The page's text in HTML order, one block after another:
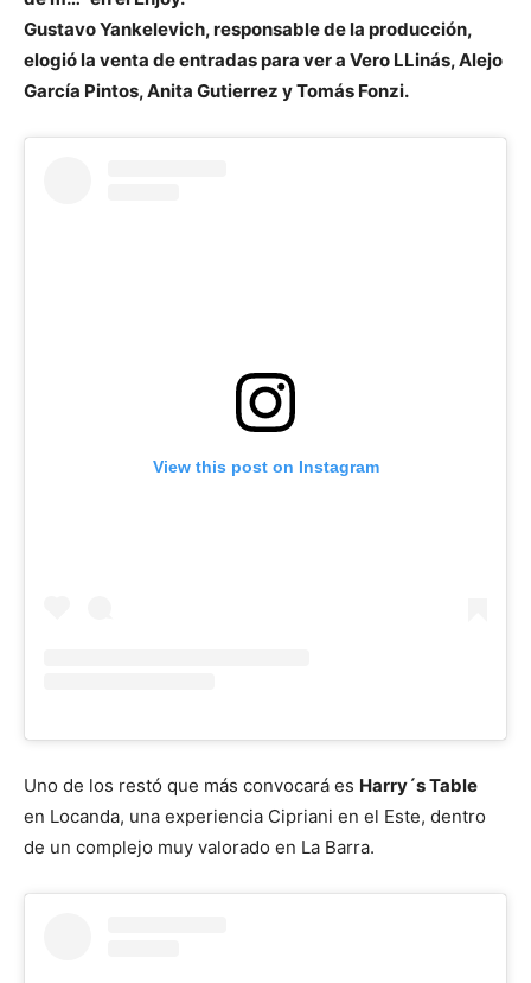
Gustavo Yankelevich, responsable de la producción,
elogió la venta de entradas para ver a Vero LLinás, Alejo
García Pintos, Anita Gutierrez y Tomás Fonzi.
View this post on Instagram
Uno de los restó que más convocará es Harry´s Table
en Locanda, una experiencia Cipriani en el Este, dentro
de un complejo muy valorado en La Barra.